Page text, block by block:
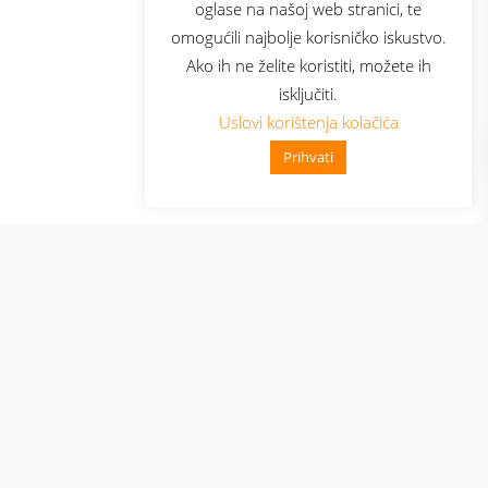
oglase na našoj web stranici, te
omogućili najbolje korisničko iskustvo.
Ako ih ne želite koristiti, možete ih
isključiti.
Uslovi korištenja kolačića
Prihvati
👋 Zdravo, kako mogu pomoći?